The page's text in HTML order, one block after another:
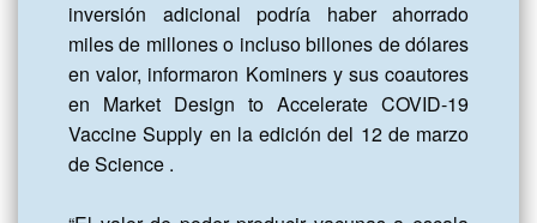
inversión adicional podría haber ahorrado
miles de millones o incluso billones de dólares
en valor, informaron Kominers y sus coautores
en Market Design to Accelerate COVID-19
Vaccine Supply en la edición del 12 de marzo
de Science .